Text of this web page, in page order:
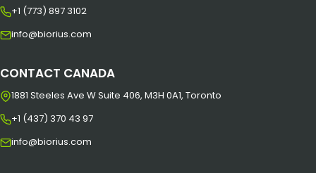
+1 (773) 897 3102
info@biorius.com
CONTACT CANADA
1881 Steeles Ave W Suite 406, M3H 0A1, Toronto
+1 (437) 370 43 97
info@biorius.com